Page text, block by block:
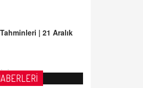
| 21 Aralık
Yaşam ile İlgili